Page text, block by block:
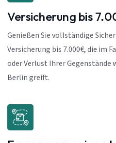
Versicherung bis
Genießen Sie vollständige
Versicherung bis 7.000€, die im
oder Verlust Ihrer Gegenstände
Berlin greift.